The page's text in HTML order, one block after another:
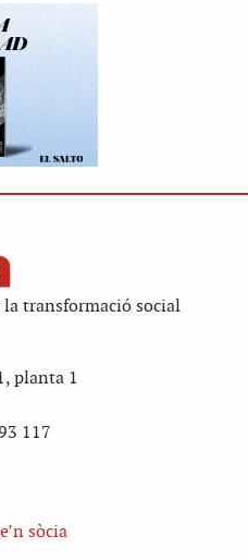
transformació social
planta 1
117
sòcia